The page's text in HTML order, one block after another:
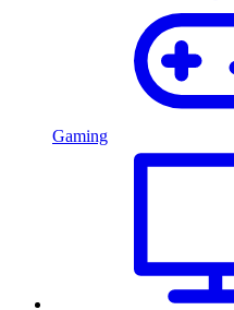
Gaming